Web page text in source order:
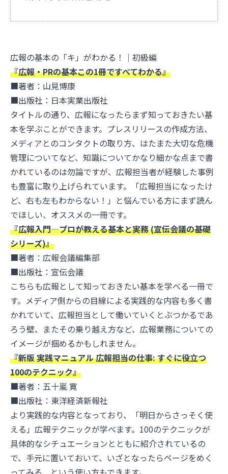
広報の基本の「キ」がわかる！｜初級編
『広報・PRの基本この1冊ですべてわかる』
■著者：山見博康
■出版社：日本実業出版社
タイトルの通り、広報になったらまず知っておきたい基
本を学ぶことができます。プレスリリースの作成方法、
メディアとのコンタクトの取り方、はたまた大切な危機
管理についてなど、知識についてかなり細かな点まで書
かれているのは勿論ですが、広報担当者が経験した事例
も豊富に取り上げられています。「広報担当になったけ
ど、右も左もわからない！」と悩んでいる方にまず読ん
でほしい、オススメの一冊です。
『広報入門―プロが教える基本と実務 (宣伝会議の基礎
シリーズ)』
■著者：広報会議編集部
■出版社：宣伝会議
こちらも広報として知っておきたい基本を学べる一冊で
す。メディア側からの目線による実践的な内容も多く書
かれていて、広報担当として働いていくとぶつかるであ
ろう壁、またその乗り越え方など、広報業務についての
イメージが掴めるかもしれません。
『新版 実践マニュアル 広報担当の仕事: すぐに役立つ
100のテクニック』
■著者：五十嵐 寛
■出版社：東洋経済新報社
より実践的な内容となっており、「明日からさっそく使
える」広報テクニックが学べます。100のテクニックが
具体的なシチュエーションとともに紹介されているの
で、手元に置いておいて、いざとなったらページをめく